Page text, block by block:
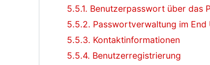
5.5.1. Benutzerpasswort über das
5.5.2. Passwortverwaltung im End
5.5.3. Kontaktinformationen
5.5.4. Benutzerregistrierung